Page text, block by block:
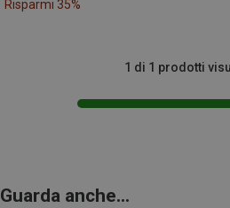
Risparmi 35%
1 di 1 prodotti
Guarda anche...